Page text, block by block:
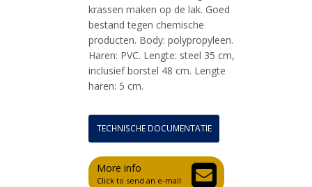
krassen maken op de lak. Goed
bestand tegen chemische
producten. Body: polypropyleen.
Haren: PVC. Lengte: steel 35 cm,
inclusief borstel 48 cm. Lengte
haren: 5 cm.
TECHNISCHE DOCUMENTATIE
More info
Click to send an e-mail